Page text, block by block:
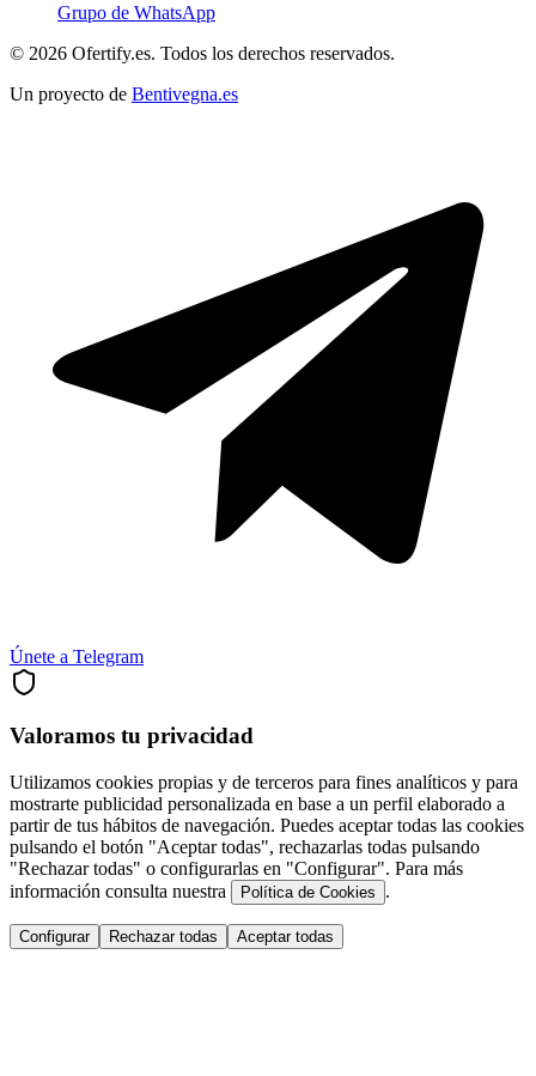
Grupo de WhatsApp
© 2026 Ofertify.es. Todos los derechos reservados.
Un proyecto de Bentivegna.es
Únete a Telegram
Valoramos tu privacidad
Utilizamos cookies propias y de terceros para fines analíticos y para
mostrarte publicidad personalizada en base a un perfil elaborado a
partir de tus hábitos de navegación. Puedes aceptar todas las cookies
pulsando el botón "Aceptar todas", rechazarlas todas pulsando
"Rechazar todas" o configurarlas en "Configurar". Para más
información consulta nuestra
Política de Cookies .
Configurar Rechazar todas Aceptar todas